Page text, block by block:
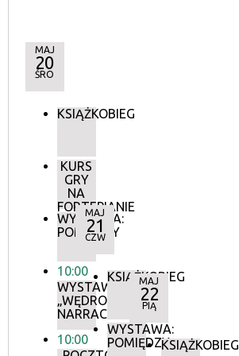
MAJ
20
ŚRO
KSIĄŻKOBIEG
KURS
GRY
NA
FORTEPIANIE
WYSTAWA:
POMIĘDZY
10:00
WYSTAWA:
„WĘDROWNE
NARRACJE”
10:00
MAJ
21
CZW
KSIĄŻKOBIEG
WYSTAWA:
POMIĘDZY
MAJ
22
PIĄ
KSIĄŻKOBIEG